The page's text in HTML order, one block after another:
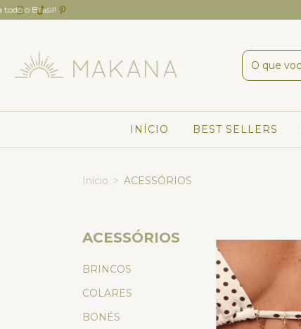
INÍCIO BEST SELLERS
Início > ACESSÓRIOS
ACESSÓRIOS
BRINCOS
COLARES
BONÉS